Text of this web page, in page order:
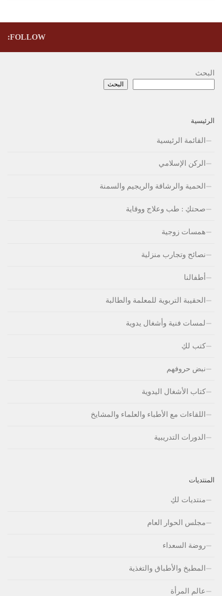
FOLLOW:
البحث
البحث
الرئيسية
القائمة الرئيسية
الركن الإسلامي
الحمية والرشاقة والريجيم والسمنة
صحتكِ : طب وعلاج ووقاية
همسات زوجية
نصائح وتجارب منزلية
أطفالنا
الحقيبة التربوية للمعلمة والطالبة
لمسات فنية وأشغال يدوية
كتب لكِ
نبض حروفهم
كتاب الأشغال اليدوية
اللقاءات مع الأطباء والعلماء والمشايخ
الدورات التدريبية
المنتديات
منتديات لكِ
مجلس الحوار العام
روضة السعداء
المطبخ والأطباق والتغذية
عالم المرأة